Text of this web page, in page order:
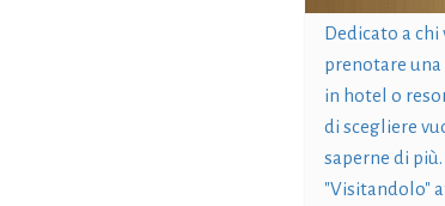
Dedicato a chi
prenotare una
in hotel o
di scegliere
saperne di più.
"Visitandolo"